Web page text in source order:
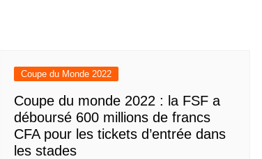
Coupe du Monde 2022
Coupe du monde 2022 : la FSF a
déboursé 600 millions de francs
CFA pour les tickets d’entrée dans
les stades